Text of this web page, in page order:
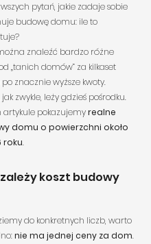
pytań, jakie zadaje sobie
budowę domu: ile to
znaleźć bardzo różne
„tanich domów” za kilkaset
po znacznie wyższe kwoty.
jak zwykle, leży gdzieś pośrodku.
artykule pokazujemy realne
domu o powierzchni około
roku.
koszt budowy
do konkretnych liczb, warto
nie ma jednej ceny za dom.